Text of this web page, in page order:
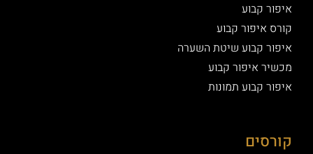
איפור קבוע
קורס איפור קבוע
איפור קבוע שיטת השערה
מכשיר איפור קבוע
איפור קבוע תמונות
קורסים